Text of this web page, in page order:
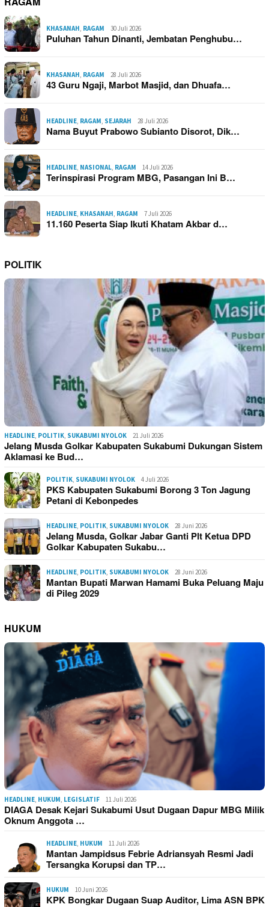
KHASANAH RAGAM 30 Juli 2026
Puluhan Tahun Dinanti, Jembatan Penghubu…
KHASANAH RAGAM 28 Juli 2026
43 Guru Ngaji, Marbot Masjid, dan Dhuafa…
HEADLINE RAGAM SEJARAH 28 Juli 2026
Nama Buyut Prabowo Subianto Disorot, Dik…
HEADLINE NASIONAL RAGAM 14 Juli 2026
Terinspirasi Program MBG, Pasangan Ini B…
HEADLINE KHASANAH RAGAM 7 Juli 2026
11.160 Peserta Siap Ikuti Khatam Akbar d…
POLITIK
HEADLINE POLITIK SUKABUMI NYOLOK 21 Juli 2026
Jelang Musda Golkar Kabupaten Sukabumi Dukungan Sistem
Aklamasi ke Bud…
POLITIK SUKABUMI NYOLOK 4 Juli 2026
PKS Kabupaten Sukabumi Borong 3 Ton Jagung
Petani di Kebonpedes
HEADLINE POLITIK SUKABUMI NYOLOK 28 Juni 2026
Jelang Musda, Golkar Jabar Ganti Plt Ketua DPD
Golkar Kabupaten Sukabu…
HEADLINE POLITIK SUKABUMI NYOLOK 28 Juni 2026
Mantan Bupati Marwan Hamami Buka Peluang Maju
di Pileg 2029
HUKUM
HEADLINE HUKUM LEGISLATIF 11 Juli 2026
DIAGA Desak Kejari Sukabumi Usut Dugaan Dapur MBG Milik
Oknum Anggota …
HEADLINE HUKUM 11 Juli 2026
Mantan Jampidsus Febrie Adriansyah Resmi Jadi
Tersangka Korupsi dan TP…
HUKUM 10 Juni 2026
KPK Bongkar Dugaan Suap Auditor, Lima ASN BPK